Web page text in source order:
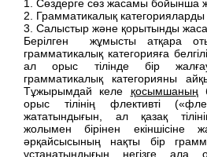
1. Сөздерге сөз жасамы бойынша
2. Грамматикалық категорияларды
3. Салыстыр және қорытынды жаса
Берілген жұмысты атқара
грамматикалық категорияға
ал орыс тілінде бір
грамматикалық категорияны
Тұжырымдай келе қосымшаның
орыс тілінің флективті
жататындығын, ал қазақ
жолымен бірінен екіншісіне
әрқайсысының нақты бір
ұстанатындығын негізге ала